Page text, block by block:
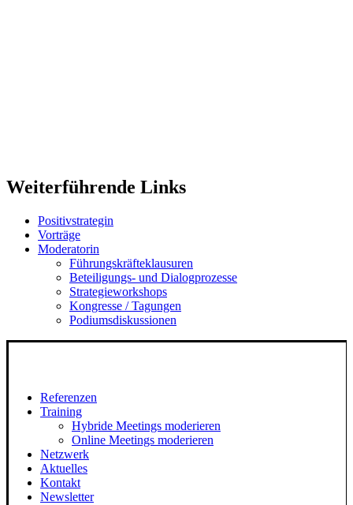
Weiterführende Links
Positivstrategin
Vorträge
Moderatorin
Führungskräfteklausuren
Beteiligungs- und Dialogprozesse
Strategieworkshops
Kongresse / Tagungen
Podiumsdiskussionen
Referenzen
Training
Hybride Meetings moderieren
Online Meetings moderieren
Netzwerk
Aktuelles
Kontakt
Newsletter